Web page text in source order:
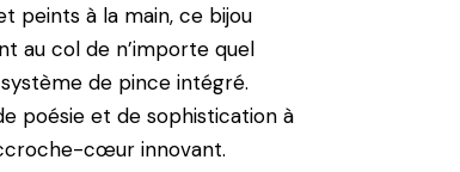
peints à la main, ce bijou
au col de n’importe quel
de pince intégré.
poésie et de sophistication à
cœur innovant.